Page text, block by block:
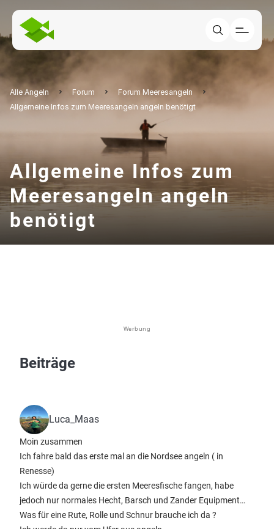
Alle Angeln Forum
Forum Meeresangeln
Allgemeine Infos zum Meeresangeln angeln benötigt
Allgemeine Infos zum
Meeresangeln angeln
benötigt
Werbung
Beiträge
Luca_Maas
Moin zusammen
Ich fahre bald das erste mal an die Nordsee angeln ( in
Renesse)
Ich würde da gerne die ersten Meeresfische fangen, habe
jedoch nur normales Hecht, Barsch und Zander Equipment…
Was für eine Rute, Rolle und Schnur brauche ich da ?